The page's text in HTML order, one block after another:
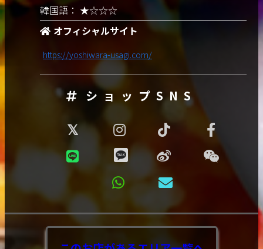
韓国語： ★☆☆☆
オフィシャルサイト
https://yoshiwara-usagi.com/
ショップSNS